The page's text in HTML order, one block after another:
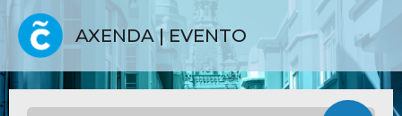
AXENDA | EVENTO